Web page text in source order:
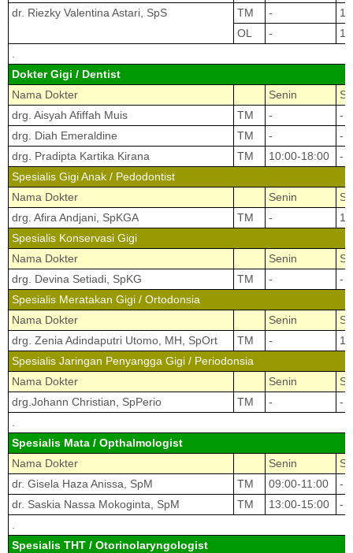
dr. Riezky Valentina Astari, SpS
TM -
OL
-
.
Dokter Gigi / Dentist
Nama Dokter
Senin
drg. Aisyah Afiffah Muis
TM -
-
drg. Diah Emeraldine
TM -
-
drg. Pradipta Kartika Kirana
TM 10:00-18:00
-
Spesialis Gigi Anak / Pedodontist
Nama Dokter
Senin
drg. Afira Andjani, SpKGA
TM -
Spesialis Konservasi Gigi
Nama Dokter
Senin
drg. Devina Setiadi, SpKG
TM -
-
Spesialis Meratakan Gigi / Ortodonsia
Nama Dokter
Senin
drg. Zenia Adindaputri Utomo, MH, SpOrt
TM -
Spesialis Jaringan Penyangga Gigi / Periodonsia
Nama Dokter
Senin
drg.Johann Christian, SpPerio
TM -
-
.
Spesialis Mata / Opthalmologist
Nama Dokter
Senin
dr. Gisela Haza Anissa, SpM
TM 09:00-11:00
-
dr. Saskia Nassa Mokoginta, SpM
TM 13:00-15:00
-
.
Spesialis THT / Otorinolaryngologist